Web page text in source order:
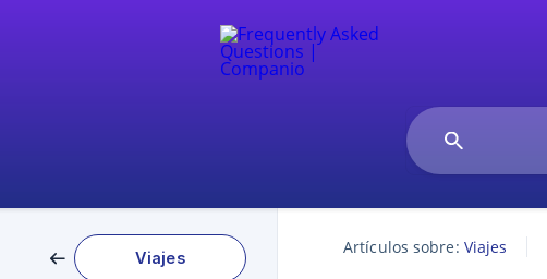
Viajes
Artículos sobre: Viajes